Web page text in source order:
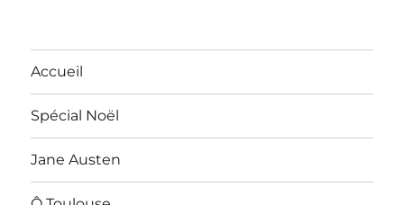
Accueil
Spécial Noël
Jane Austen